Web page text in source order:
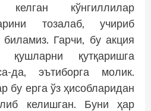
келган кўнгиллилар
тозалаб, учириб
Гарчи, бу акция
қутқаришга
да, эътиборга молик.
бу ерга ўз ҳисобларидан
келишган. Буни ҳар